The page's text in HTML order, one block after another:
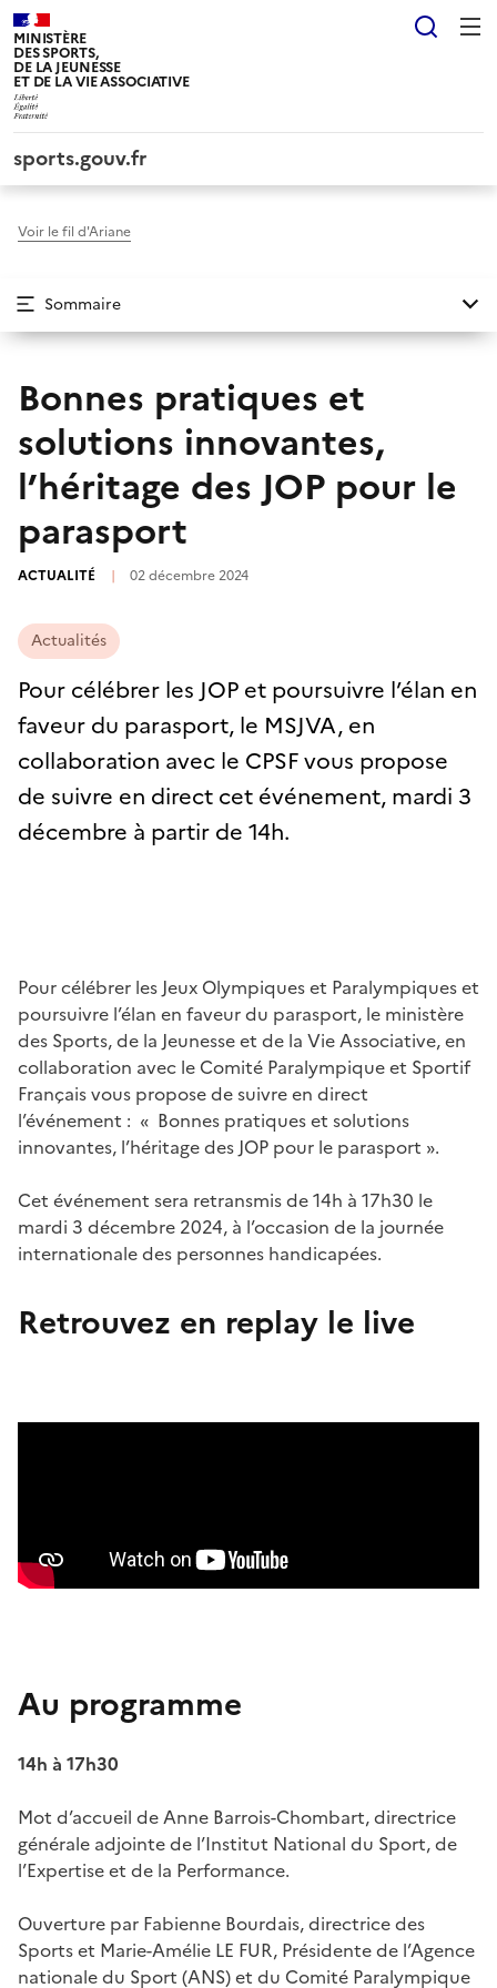
MINISTÈRE
DES SPORTS,
DE LA JEUNESSE
ET DE LA VIE ASSOCIATIVE
sports.gouv.fr
Voir le fil d'Ariane
Sommaire
Bonnes pratiques et
solutions innovantes,
l’héritage des JOP pour le
parasport
ACTUALITÉ | 02 décembre 2024
Actualités
Pour célébrer les JOP et poursuivre l’élan en
faveur du parasport, le MSJVA, en
collaboration avec le CPSF vous propose
de suivre en direct cet événement, mardi 3
décembre à partir de 14h.
Pour célébrer les Jeux Olympiques et Paralympiques et
poursuivre l’élan en faveur du parasport, le ministère
des Sports, de la Jeunesse et de la Vie Associative, en
collaboration avec le Comité Paralympique et Sportif
Français vous propose de suivre en direct
l’événement : « Bonnes pratiques et solutions
innovantes, l’héritage des JOP pour le parasport ».
Cet événement sera retransmis de 14h à 17h30 le
mardi 3 décembre 2024, à l’occasion de la journée
internationale des personnes handicapées.
Retrouvez en replay le live
Au programme
14h à 17h30
Mot d’accueil de Anne Barrois-Chombart, directrice
générale adjointe de l’Institut National du Sport, de
l’Expertise et de la Performance.
Ouverture par Fabienne Bourdais, directrice des
Sports et Marie-Amélie LE FUR, Présidente de l’Agence
nationale du Sport (ANS) et du Comité Paralympique
Panneau de gestion des cookies tarteaucitron